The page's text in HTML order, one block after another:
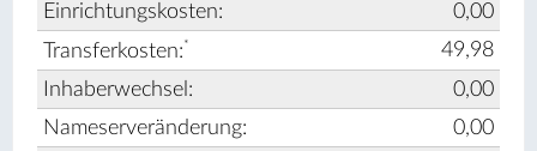
Einrichtungskosten:
0,00
Transferkosten:*
49,98
Inhaberwechsel:
0,00
Nameserveränderung:
0,00